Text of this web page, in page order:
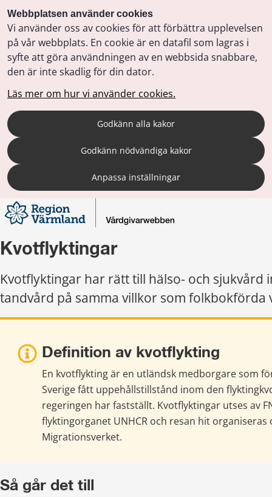
Webbplatsen använder cookies
Vi använder oss av cookies för att förbättra upplevelsen
på vår webbplats. En cookie är en datafil som lagras i
syfte att göra användningen av en webbsida snabbare,
den är inte skadlig för din dator.
Läs mer om hur vi använder cookies.
Godkänn alla kakor
Godkänn nödvändiga kakor
Anpassa inställningar
Kvotflyktingar
Kvotflyktingar har rätt till hälso- och sjukvård
tandvård på samma villkor som folkbokförda
Definition av kvotflykting
En kvotflykting är en utländsk medborgare som
Sverige fått uppehållstillstånd inom den
regeringen har fastställt. Kvotflyktingar utses av
flyktingorganet UNHCR och resan hit organiseras
Migrationsverket.
Så går det till